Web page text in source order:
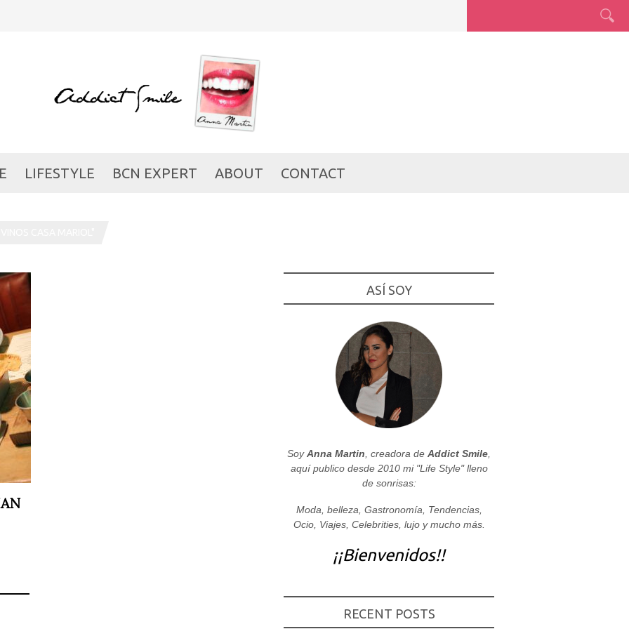
LIFESTYLE BCN EXPERT ABOUT CONTACT
ASÍ SOY
SoyAnna Martin , creadora de Addict Smile
aquí publico desde 2010 mi "Life Style" lleno
de sonrisas:
Moda, belleza, Gastronomía, Tendencias,
Ocio, Viajes, Celebrities, lujo y mucho más.
¡¡Bienvenidos!!
RECENT POSTS